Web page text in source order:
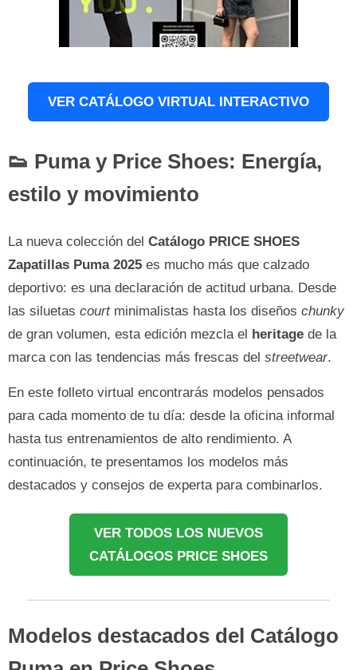
VER CATÁLOGO VIRTUAL INTERACTIVO
👟 Puma y Price Shoes: Energía,
estilo y movimiento
La nueva colección del Catálogo PRICE SHOES
Zapatillas Puma 2025 es mucho más que calzado
deportivo: es una declaración de actitud urbana. Desde
las siluetas courtminimalistas hasta los diseños chunky
de gran volumen, esta edición mezcla el heritage de la
marca con las tendencias más frescas del streetwear.
En este folleto virtual encontrarás modelos pensados
para cada momento de tu día: desde la oficina informal
hasta tus entrenamientos de alto rendimiento. A
continuación, te presentamos los modelos más
destacados y consejos de experta para combinarlos.
VER TODOS LOS NUEVOS
CATÁLOGOS PRICE SHOES
Modelos destacados del Catálogo